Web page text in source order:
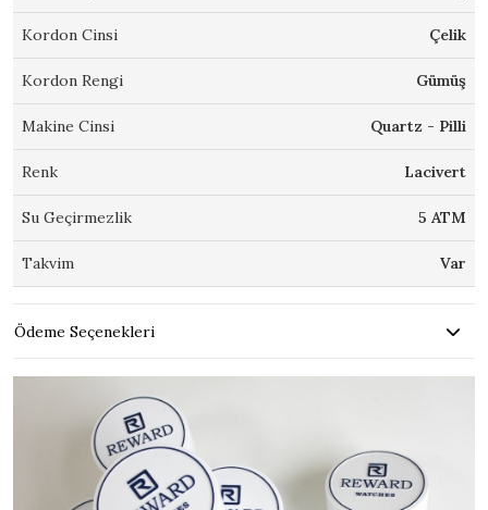
Kordon Cinsi Çelik
Kordon Rengi Gümüş
Makine Cinsi Quartz - Pilli
Renk Lacivert
Su Geçirmezlik 5 ATM
Takvim Var
Ödeme Seçenekleri